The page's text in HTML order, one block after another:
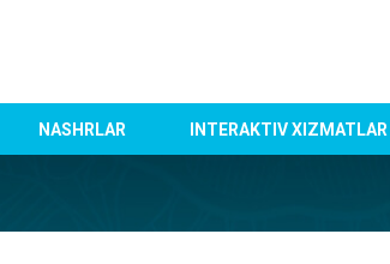
NASHRLAR INTERAKTIV XIZMATLAR